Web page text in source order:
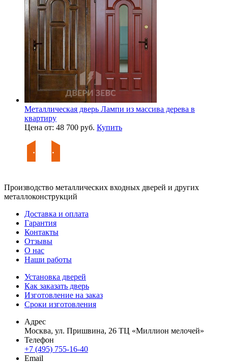
Металлическая дверь Лампи из массива дерева в
квартиру
Цена от: 48 700 руб. Купить
Производство металлических входных дверей и других
металлоконструкций
Доставка и оплата
Гарантия
Контакты
Отзывы
О нас
Наши работы
Установка дверей
Как заказать дверь
Изготовление на заказ
Сроки изготовления
Адрес
Москва, ул. Пришвина, 26 ТЦ «Миллион мелочей»
Телефон
+7 (495) 755-16-40
Email